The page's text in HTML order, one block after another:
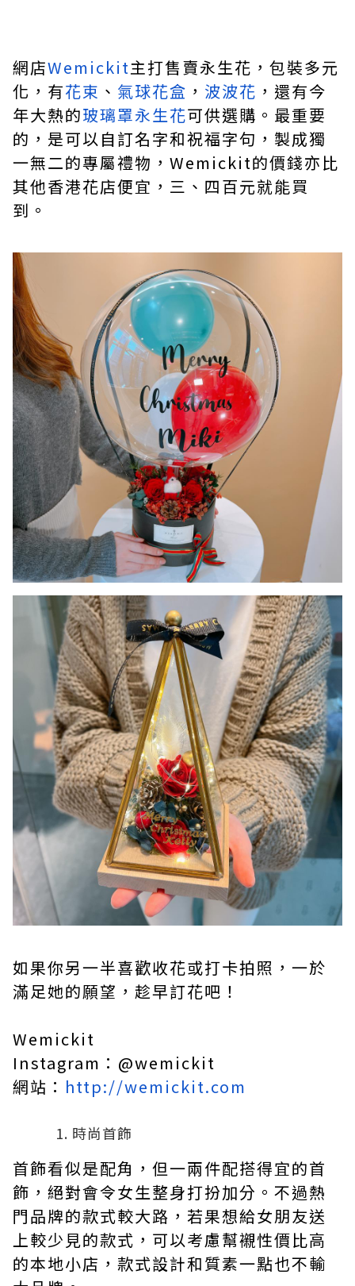
網店Wemickit主打售賣永生花，包裝多元
化，有花束 、 氣球花盒 ， 波波花 ，還有今
年大熱的玻璃罩永生花可供選購。最重要
的，是可以自訂名字和祝福字句，製成獨
一無二的專屬禮物， Wemickit的價錢亦比
其他香港花店便宜，三、四百元就能買
到。
如果你另一半喜歡收花或打卡拍照，一於
滿足她的願望，趁早訂花吧！
Wemickit
Instagram：@wemickit
網站： http://wemickit.com
時尚首飾
首飾看似是配角，但一兩件配搭得宜的首
飾，絕對會令女生整身打扮加分。不過熱
門品牌的款式較大路，若果想給女朋友送
上較少見的款式，可以考慮幫襯性價比高
的本地小店，款式設計和質素一點也不輸